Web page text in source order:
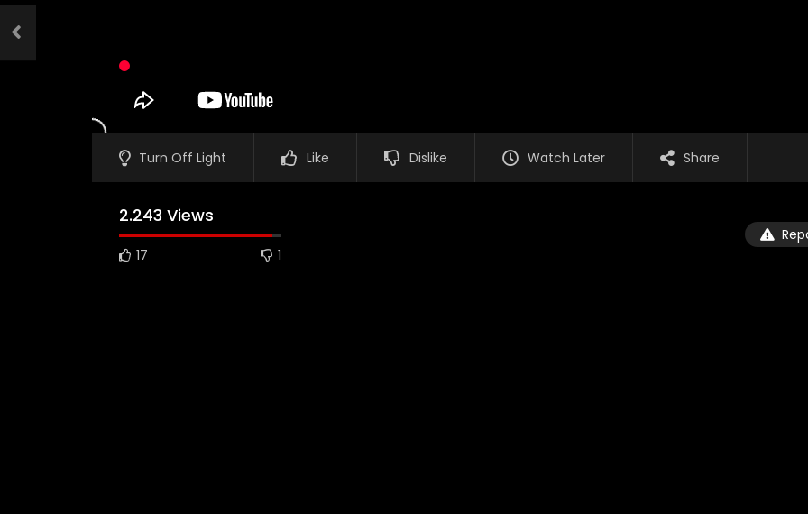
Turn Off Light Like Dislike Watch Later Share
2.243 Views
17 1